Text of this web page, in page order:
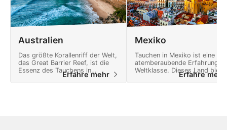
Australien
Das größte Korallenriff der Welt,
das Great Barrier Reef, ist die
Essenz des Tauchens in
Erfahre mehr
Mexiko
Tauchen in Mexiko ist eine
atemberaubende Erfahrung
Weltklasse. Dieses Land
viele Abenteuer und eine
Landschaft voller
Erfahre